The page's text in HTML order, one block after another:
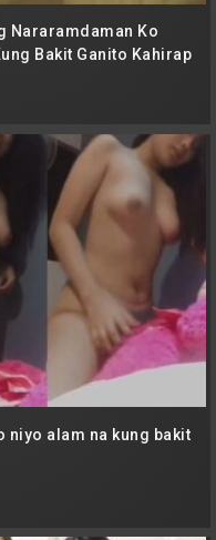
Nararamdaman Ko
Bakit Ganito Kahirap
niyo alam na kung bakit